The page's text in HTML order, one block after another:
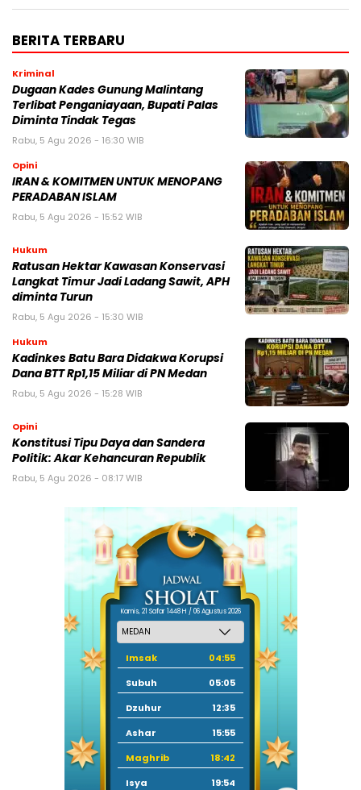
BERITA TERBARU
Kriminal
Dugaan Kades Gunung Malintang
Terlibat Penganiayaan, Bupati Palas
Diminta Tindak Tegas
Rabu, 5 Agu 2026 - 16:30 WIB
Opini
IRAN & KOMITMEN UNTUK MENOPANG
PERADABAN ISLAM
Rabu, 5 Agu 2026 - 15:52 WIB
Hukum
Ratusan Hektar Kawasan Konservasi
Langkat Timur Jadi Ladang Sawit, APH
diminta Turun
Rabu, 5 Agu 2026 - 15:30 WIB
Hukum
Kadinkes Batu Bara Didakwa Korupsi
Dana BTT Rp1,15 Miliar di PN Medan
Rabu, 5 Agu 2026 - 15:28 WIB
Opini
Konstitusi Tipu Daya dan Sandera
Politik: Akar Kehancuran Republik
Rabu, 5 Agu 2026 - 08:17 WIB
Kamis, 21 Safar 1448 H / 06 Agustus 2026
Imsak
04:55
Subuh
05:05
Dzuhur
12:35
Ashar
15:55
Maghrib
18:42
Isya
19:54